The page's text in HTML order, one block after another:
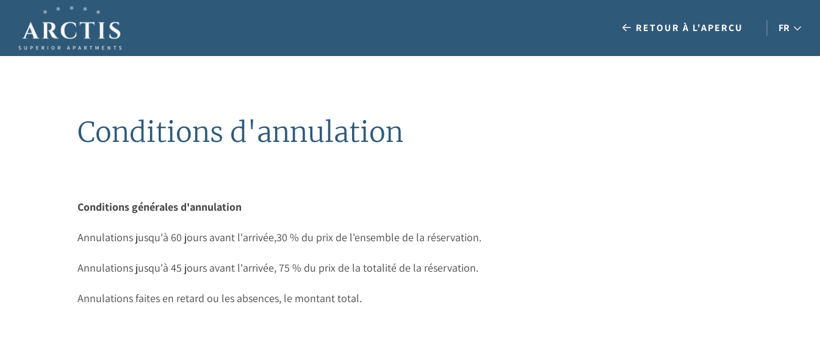
RETOUR À L'APERÇU FR
Conditions d'annulation
Conditions générales d'annulation
Annulations jusqu'à 60 jours avant l'arrivée,30 % du prix de l'ensemble de la réservation.
Annulations jusqu'à 45 jours avant l'arrivée, 75 % du prix de la totalité de la réservation.
Annulations faites en retard ou les absences, le montant total.